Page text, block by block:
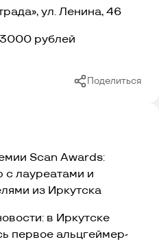
ул. Ленина, 46
рублей
Поделиться
Scan Awards:
с лауреатами и
из Иркутска
в Иркутске
первое альцгеймер-